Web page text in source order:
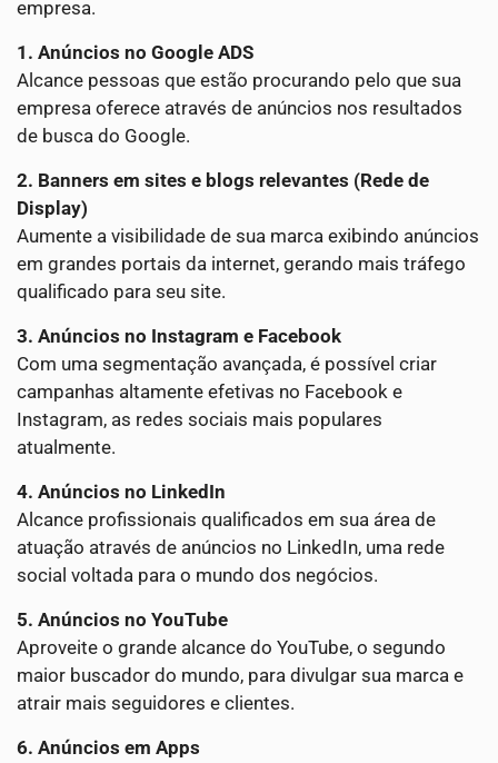
empresa.
1. Anúncios no Google ADS
Alcance pessoas que estão procurando pelo que sua
empresa oferece através de anúncios nos resultados
de busca do Google.
2. Banners em sites e blogs relevantes (Rede de
Display)
Aumente a visibilidade de sua marca exibindo anúncios
em grandes portais da internet, gerando mais tráfego
qualificado para seu site.
3. Anúncios no Instagram e Facebook
Com uma segmentação avançada, é possível criar
campanhas altamente efetivas no Facebook e
Instagram, as redes sociais mais populares
atualmente.
4. Anúncios no LinkedIn
Alcance profissionais qualificados em sua área de
atuação através de anúncios no LinkedIn, uma rede
social voltada para o mundo dos negócios.
5. Anúncios no YouTube
Aproveite o grande alcance do YouTube, o segundo
maior buscador do mundo, para divulgar sua marca e
atrair mais seguidores e clientes.
6. Anúncios em Apps